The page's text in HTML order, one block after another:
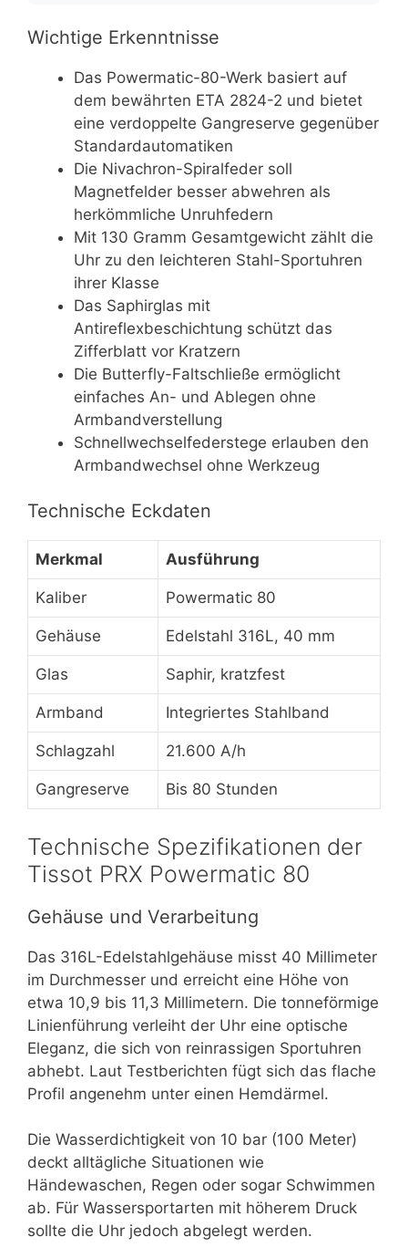
Wichtige Erkenntnisse
Das Powermatic-80-Werk basiert auf
dem bewährten ETA 2824-2 und bietet
eine verdoppelte Gangreserve gegenüber
Standardautomatiken
Die Nivachron-Spiralfeder soll
Magnetfelder besser abwehren als
herkömmliche Unruhfedern
Mit 130 Gramm Gesamtgewicht zählt die
Uhr zu den leichteren Stahl-Sportuhren
ihrer Klasse
Das Saphirglas mit
Antireflexbeschichtung schützt das
Zifferblatt vor Kratzern
Die Butterfly-Faltschließe ermöglicht
einfaches An- und Ablegen ohne
Armbandverstellung
Schnellwechselfederstege erlauben den
Armbandwechsel ohne Werkzeug
Technische Eckdaten
Merkmal Ausführung
Kaliber Powermatic 80
Gehäuse Edelstahl 316L, 40 mm
Glas Saphir, kratzfest
Armband Integriertes Stahlband
Schlagzahl 21.600 A/h
Gangreserve Bis 80 Stunden
Technische Spezifikationen der
Tissot PRX Powermatic 80
Gehäuse und Verarbeitung
Das 316L-Edelstahlgehäuse misst 40 Millimeter
im Durchmesser und erreicht eine Höhe von
etwa 10,9 bis 11,3 Millimetern. Die tonneförmige
Linienführung verleiht der Uhr eine optische
Eleganz, die sich von reinrassigen Sportuhren
abhebt. Laut Testberichten fügt sich das flache
Profil angenehm unter einen Hemdärmel.
Die Wasserdichtigkeit von 10 bar (100 Meter)
deckt alltägliche Situationen wie
Händewaschen, Regen oder sogar Schwimmen
ab. Für Wassersportarten mit höherem Druck
sollte die Uhr jedoch abgelegt werden.